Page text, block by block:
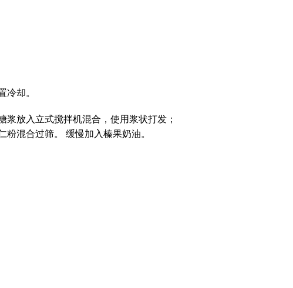
冷却。
浆放入立式搅拌机混合，使用浆状打发；
粉混合过筛。 缓慢加入榛果奶油。